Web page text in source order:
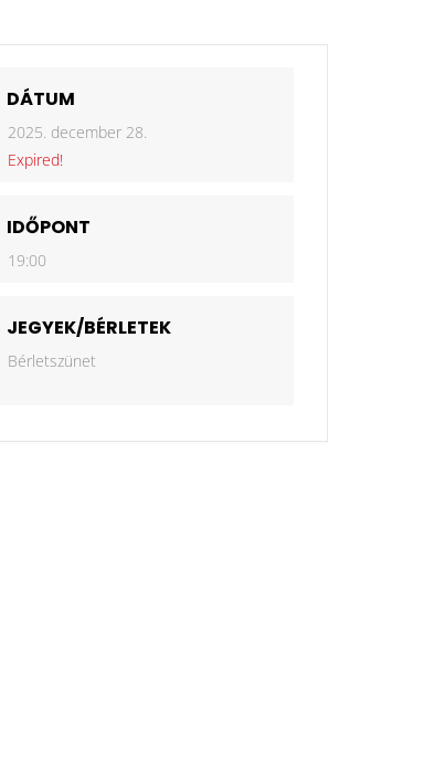
DÁTUM
2025. december 28.
Expired!
IDŐPONT
19:00
JEGYEK/BÉRLETEK
Bérletszünet